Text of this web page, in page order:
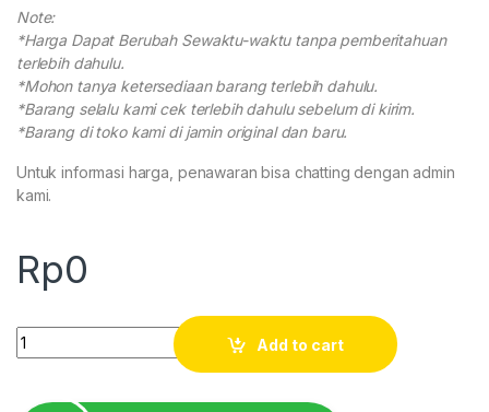
Note:
*Harga Dapat Berubah Sewaktu-waktu tanpa pemberitahuan
terlebih dahulu.
*Mohon tanya ketersediaan barang terlebih dahulu.
*Barang selalu kami cek terlebih dahulu sebelum di kirim.
*Barang di toko kami di jamin original dan baru.
Untuk informasi harga, penawaran bisa chatting dengan admin
kami.
Rp0
Rambu Barcode Sokkia SDL30 quantity
Add to cart